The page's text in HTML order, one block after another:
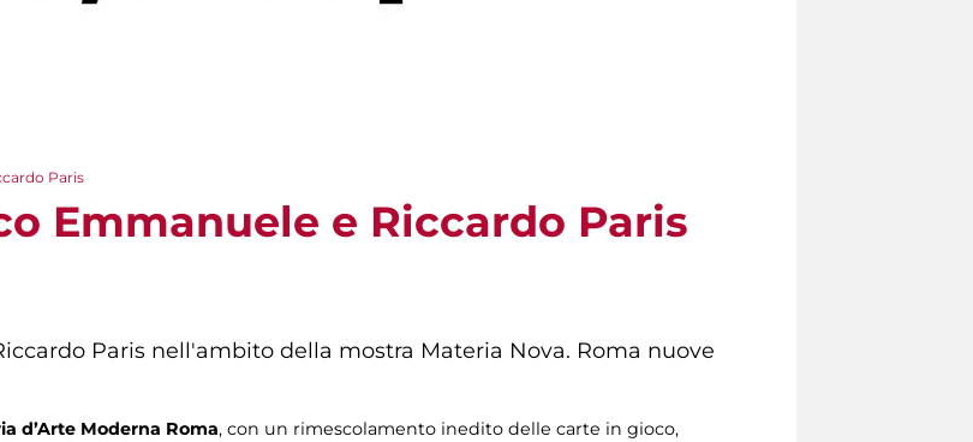
Paris
Emmanuele e Riccardo Paris
Paris nell'ambito della mostra Materia Nova. Roma nuove
d’Arte Moderna Roma, con un rimescolamento inedito delle carte in gioco,